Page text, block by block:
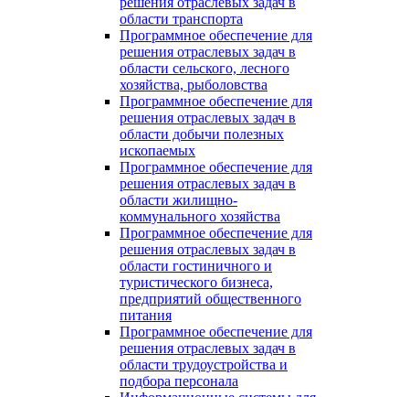
области транспорта
Программное обеспечение для
решения отраслевых задач в
области сельского, лесного
хозяйства, рыболовства
Программное обеспечение для
решения отраслевых задач в
области добычи полезных
ископаемых
Программное обеспечение для
решения отраслевых задач в
области жилищно-
коммунального хозяйства
Программное обеспечение для
решения отраслевых задач в
области гостиничного и
туристического бизнеса,
предприятий общественного
питания
Программное обеспечение для
решения отраслевых задач в
области трудоустройства и
подбора персонала